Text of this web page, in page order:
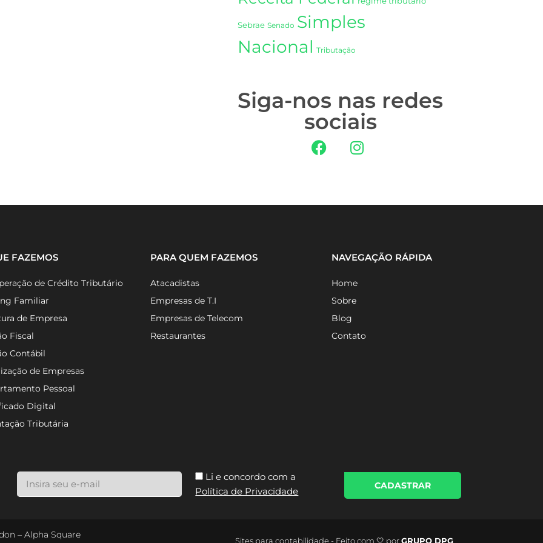
Sebrae Senado Simples
Nacional Tributação
Siga-nos nas redes
sociais
FAZEMOS
de Crédito Tributário
Familiar
de Empresa
Fiscal
Contábil
de Empresas
Pessoal
Digital
Tributária
PARA QUEM FAZEMOS
Atacadistas
Empresas de T.I
Empresas de Telecom
Restaurantes
NAVEGAÇÃO RÁPIDA
Home
Sobre
Blog
Contato
Li e concordo com a
Política de Privacidade
CADASTRAR
– Alpha Square
Sites para contabilidade - Feito com 🤍 porGRUPO DPG